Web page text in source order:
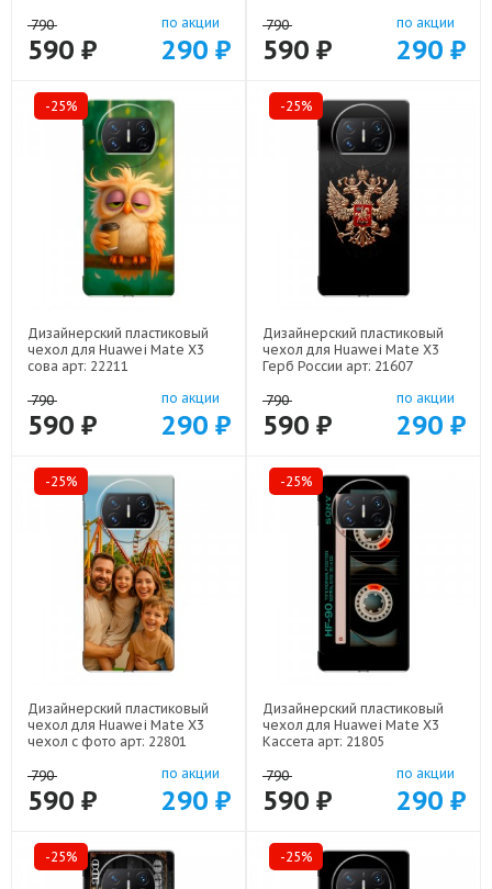
790
590 ₽
по акции
290 ₽
790
590 ₽
по акции
290 ₽
-25%
Дизайнерский пластиковый
чехол для Huawei Mate X3
сова арт: 22211
790
590 ₽
по акции
290 ₽
-25%
Дизайнерский пластиковый
чехол для Huawei Mate X3
Герб России арт: 21607
790
590 ₽
по акции
290 ₽
-25%
Дизайнерский пластиковый
чехол для Huawei Mate X3
чехол с фото арт: 22801
790
590 ₽
по акции
290 ₽
-25%
Дизайнерский пластиковый
чехол для Huawei Mate X3
Кассета арт: 21805
790
590 ₽
по акции
290 ₽
-25% -25%